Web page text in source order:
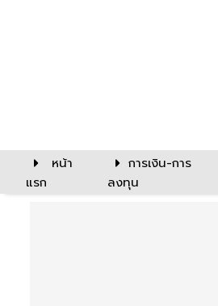
หน้า
แรก
การเงิน-การ
ลงทุน